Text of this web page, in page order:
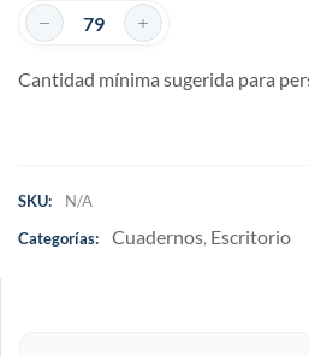
Cantidad mínima sugerida para
SKU:
N/A
Categorías:
Cuadernos, Escritorio